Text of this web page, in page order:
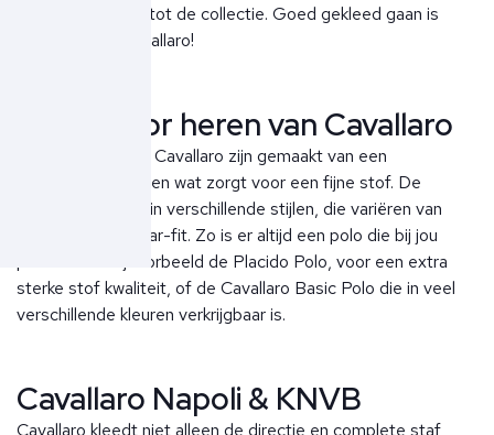
broeken behoren tot de collectie. Goed gekleed gaan is
makkelijk met Cavallaro!
Polo's voor heren van Cavallaro
De poloshirts van Cavallaro zijn gemaakt van een
hoogwaardig katoen wat zorgt voor een fijne stof. De
poloshirts komen in verschillende stijlen, die variëren van
slim-fit naar regular-fit. Zo is er altijd een polo die bij jou
past. Neem bijvoorbeeld de Placido Polo, voor een extra
sterke stof kwaliteit, of de Cavallaro Basic Polo die in veel
verschillende kleuren verkrijgbaar is.
Cavallaro Napoli & KNVB
Cavallaro kleedt niet alleen de directie en complete staf,